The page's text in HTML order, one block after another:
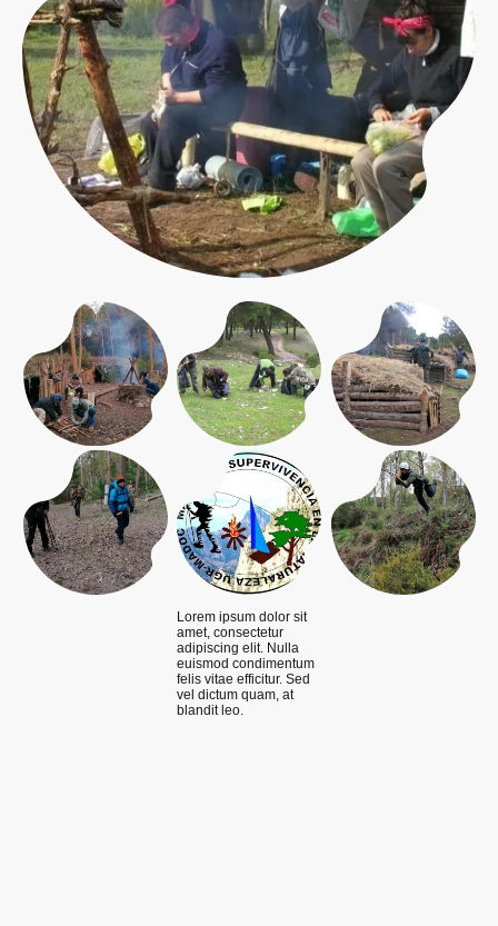
Lorem ipsum dolor sit
amet, consectetur
adipiscing elit. Nulla
euismod condimentum
felis vitae efficitur. Sed
vel dictum quam, at
blandit leo.